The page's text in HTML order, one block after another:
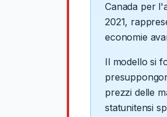
Canada per
2021,
economie
Il modello si
prezzi delle
statunitensi